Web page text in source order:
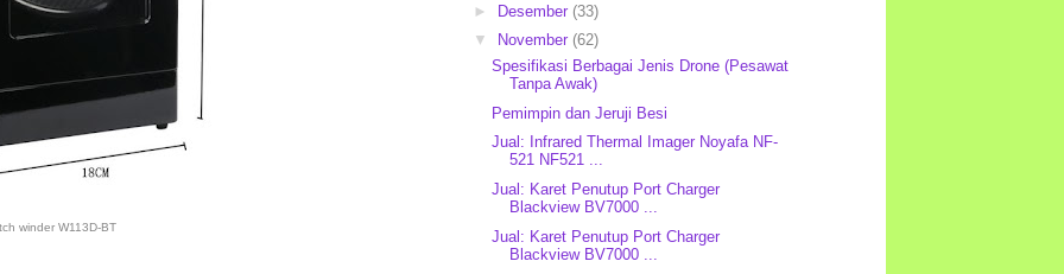
winder W113D-BT
► Desember (33)
▼
November (62)
Spesifikasi Berbagai Jenis Drone (Pesawat
Tanpa Awak)
Pemimpin dan Jeruji Besi
Jual: Infrared Thermal Imager Noyafa NF-
521 NF521 ...
Jual: Karet Penutup Port Charger
Blackview BV7000 ...
Jual: Karet Penutup Port Charger
Blackview BV7000 ...